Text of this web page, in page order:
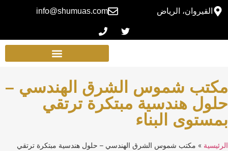
القيروان، الرياض info@shumuas.com
مكتب شموس الشرق الهندسي –
حلول هندسية مبتكرة ترتقي
بمستوى البناء
الرئيسية » مكتب شموس الشرق الهندسي – حلول هندسية مبتكرة ترتقي